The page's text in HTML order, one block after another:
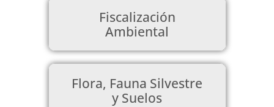
Fiscalización
Ambiental
Flora, Fauna Silvestre
y Suelos